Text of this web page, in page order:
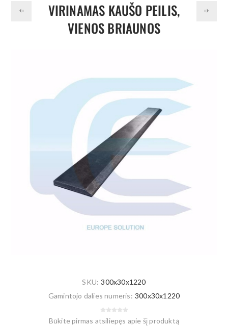
VIRINAMAS KAUŠO PEILIS,
VIENOS BRIAUNOS
SKU: 300x30x1220
Gamintojo dalies numeris: 300x30x1220
Būkite pirmas atsiliepęs apie šį produktą